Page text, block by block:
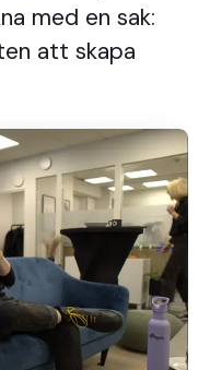
med en sak:
att skapa